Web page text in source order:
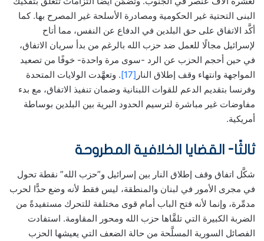
البنى التحتية غير الحكومية ومصادرة الأسلحة غير المصرح بها. كما
أكَّد الاتفاق على حق البلدين في الدفاع عن النفس، مما أتاح
لإسرائيل مجالًا للعمل ضد حزب الله بالرغم من بدأ سريان الاتفاق،
في حين أحجم الحزب عن الرد -سوى مرة واحدة- خوفًا من تصعيد
المواجهة وانتهاء وقف إطلاق النار [17]
. وتعهَّدت الولايات المتحدة
وفرنسا بتقديم الدعم للقوات اللبنانية وضمان تنفيذ الاتفاق، مع بدء
مفاوضات غير مباشرة لترسيم الحدود البرية بين البلدين بوساطة
أمريكية.
ثالثًا- القضايا الخلافية المطروحة
شكَّل اتفاق وقف إطلاق النار بين إسرائيل و”حزب الله” نقطة تحول
في مجرى الأمور في لبنان والمنطقة، ليس فقط لأنه وضع حدًّا لحرب
مدمِّرة، وإنما لأنه فتح الباب أمام قوى مختلفة للتحرك مستفيدةً من
الضربة الكبيرة التي تلقَّاها حزب الله ومحور المقاومة. استفادت
الفصائل السورية المسلَّحة من حالة الضعف التي يعيشها الحزب